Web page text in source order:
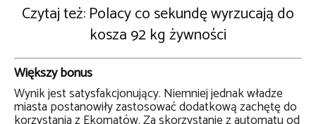
Czytaj też: Polacy co sekundę wyrzucają do
kosza 92 kg żywności
Większy bonus
Wynik jest satysfakcjonujący. Niemniej jednak władze
miasta postanowiły zastosować dodatkową zachętę do